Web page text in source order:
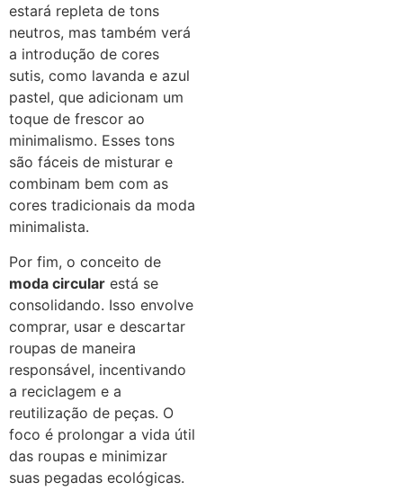
estará repleta de tons
neutros, mas também verá
a introdução de cores
sutis, como lavanda e azul
pastel, que adicionam um
toque de frescor ao
minimalismo. Esses tons
são fáceis de misturar e
combinam bem com as
cores tradicionais da moda
minimalista.
Por fim, o conceito de
moda circular está se
consolidando. Isso envolve
comprar, usar e descartar
roupas de maneira
responsável, incentivando
a reciclagem e a
reutilização de peças. O
foco é prolongar a vida útil
das roupas e minimizar
suas pegadas ecológicas.